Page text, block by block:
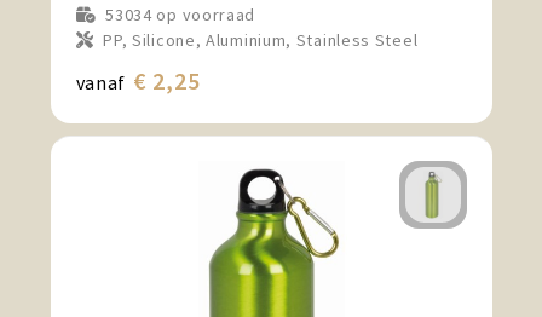
53034op voorraad
PP, Silicone, Aluminium, Stainless Steel
vanaf € 2,25